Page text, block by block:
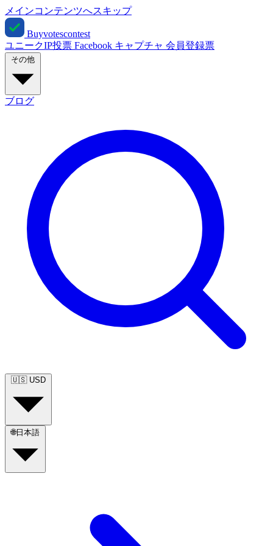
メインコンテンツへスキップ
Buyvotescontest
ユニークIP投票 Facebook キャプチャ 会員登録票
ブログ
🇺🇸 USD
🌐日本語